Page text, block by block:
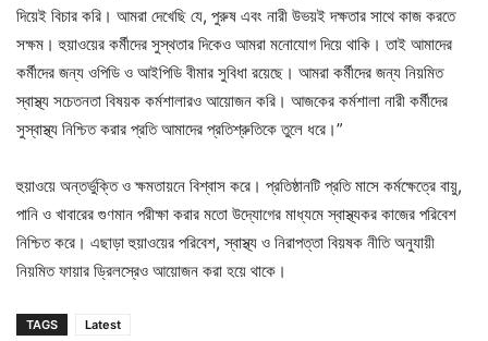
দিয়েই বিচার করি। আমরা দেখেছি যে, পুরুষ এবং নারী উভয়ই দক্ষতার সাথে কাজ করতে
সক্ষম। হুয়াওয়ের কর্মীদের সুস্থতার দিকেও আমরা মনোযোগ দিয়ে থাকি। তাই আমাদের
কর্মীদের জন্য ওপিডি ও আইপিডি বীমার সুবিধা রয়েছে। আমরা কর্মীদের জন্য নিয়মিত
স্বাস্থ্য সচেতনতা বিষয়ক কর্মশালারও আয়োজন করি। আজকের কর্মশালা নারী কর্মীদের
সুস্বাস্থ্য নিশ্চিত করার প্রতি আমাদের প্রতিশ্রুতিকে তুলে ধরে।”
হুয়াওয়ে অন্তর্ভুক্তি ও ক্ষমতায়নে বিশ্বাস করে। প্রতিষ্ঠানটি প্রতি মাসে কর্মক্ষেত্রে বায়ু,
পানি ও খাবারের গুণমান পরীক্ষা করার মতো উদ্যোগের মাধ্যমে স্বাস্থ্যকর কাজের পরিবেশ
নিশ্চিত করে। এছাড়া হুয়াওয়ের পরিবেশ, স্বাস্থ্য ও নিরাপত্তা বিয়ষক নীতি অনুযায়ী
নিয়মিত ফায়ার ড্রিলসে্‌রও আয়োজন করা হয়ে থাকে।
TAGS Latest